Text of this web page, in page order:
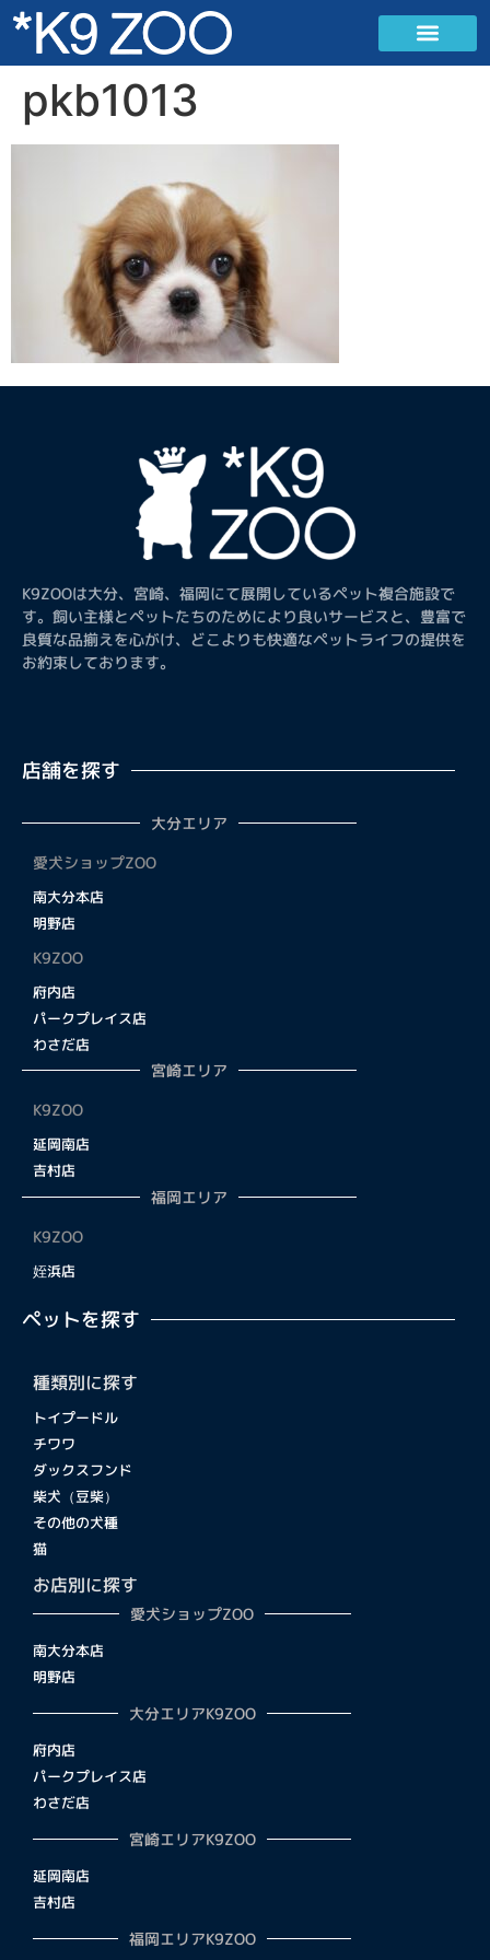
pkb1013
K9ZOOは大分、宮崎、福岡にて展開しているペット複合施設で
す。飼い主様とペットたちのためにより良いサービスと、豊富で
良質な品揃えを心がけ、どこよりも快適なペットライフの提供を
お約束しております。
店舗を探す
大分エリア
愛犬ショップZOO
南大分本店
明野店
K9ZOO
府内店
パークプレイス店
わさだ店
宮崎エリア
K9ZOO
延岡南店
吉村店
福岡エリア
K9ZOO
姪浜店
ペットを探す
種類別に探す
トイプードル
チワワ
ダックスフンド
柴犬（豆柴）
その他の犬種
猫
お店別に探す
愛犬ショップZOO
南大分本店
明野店
大分エリアK9ZOO
府内店
パークプレイス店
わさだ店
宮崎エリアK9ZOO
延岡南店
吉村店
福岡エリアK9ZOO